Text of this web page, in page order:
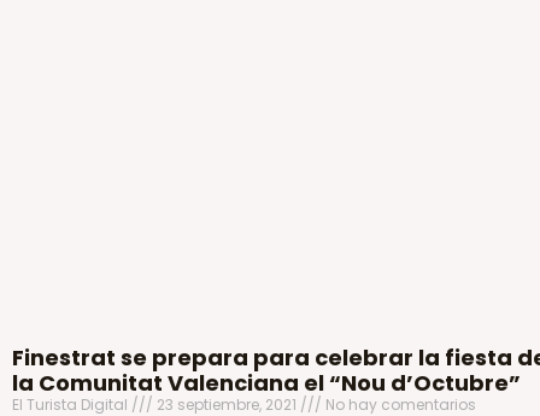
Finestrat se prepara para celebrar la fiesta
la Comunitat Valenciana el “Nou d’Octubre”
El Turista Digital 23 septiembre, 2021 No hay comentarios